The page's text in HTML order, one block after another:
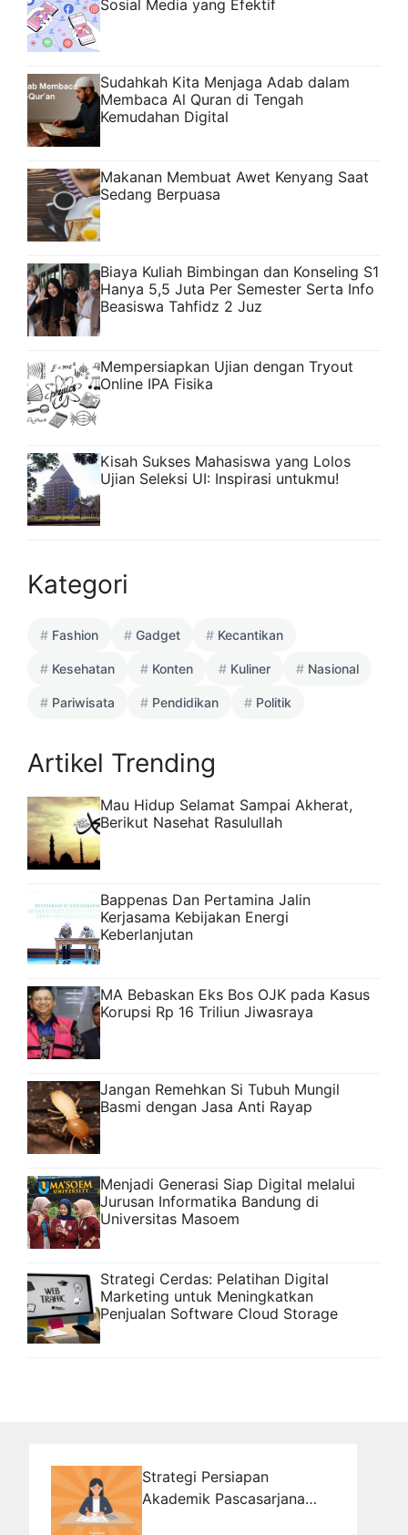
Sosial Media yang Efektif
Sudahkah Kita Menjaga Adab dalam
Membaca Al Quran di Tengah
Kemudahan Digital
Makanan Membuat Awet Kenyang Saat
Sedang Berpuasa
Biaya Kuliah Bimbingan dan Konseling S1
Hanya 5,5 Juta Per Semester Serta Info
Beasiswa Tahfidz 2 Juz
Mempersiapkan Ujian dengan Tryout
Online IPA Fisika
Kisah Sukses Mahasiswa yang Lolos
Ujian Seleksi UI: Inspirasi untukmu!
Kategori
Fashion Gadget Kecantikan
Kesehatan Konten Kuliner Nasional
Pariwisata Pendidikan Politik
Artikel Trending
Mau Hidup Selamat Sampai Akherat,
Berikut Nasehat Rasulullah
Bappenas Dan Pertamina Jalin
Kerjasama Kebijakan Energi
Keberlanjutan
MA Bebaskan Eks Bos OJK pada Kasus
Korupsi Rp 16 Triliun Jiwasraya
Jangan Remehkan Si Tubuh Mungil
Basmi dengan Jasa Anti Rayap
Menjadi Generasi Siap Digital melalui
Jurusan Informatika Bandung di
Universitas Masoem
Strategi Cerdas: Pelatihan Digital
Marketing untuk Meningkatkan
Penjualan Software Cloud Storage
Strategi Persiapan
Akademik Pascasarjana